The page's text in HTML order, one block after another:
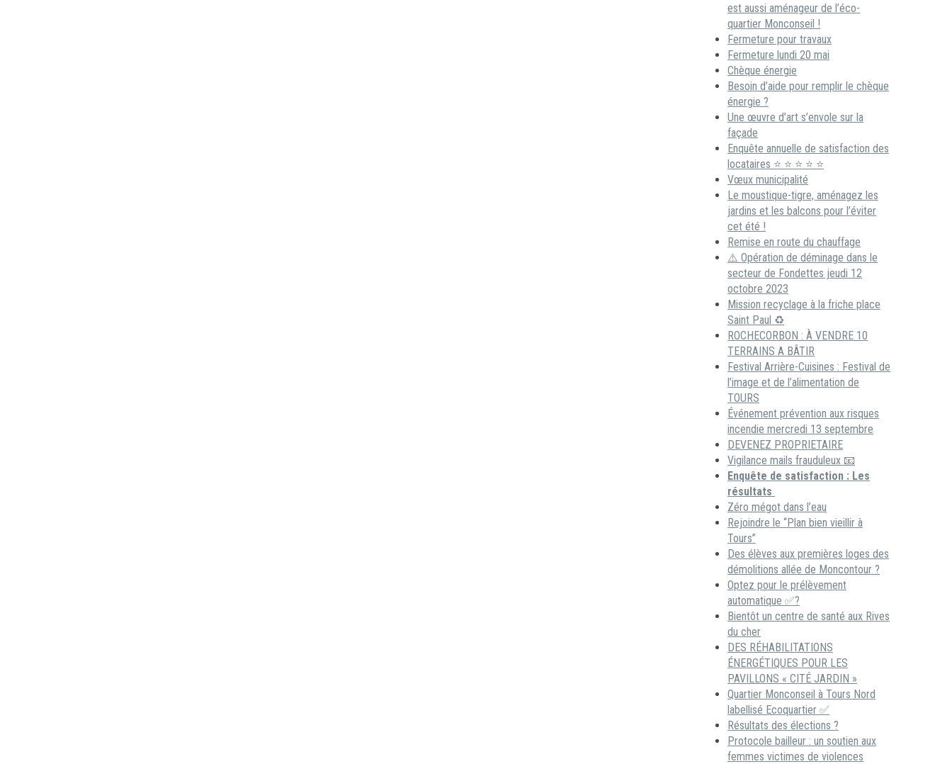
est aussi aménageur de l’éco-
quartier Monconseil !
Fermeture pour travaux
Fermeture lundi 20 mai
Chèque énergie
Besoin d’aide pour remplir le chèque
énergie ?
Une œuvre d’art s’envole sur la
façade
Enquête annuelle de satisfaction des
locataires ⭐ ⭐ ⭐ ⭐ ⭐
Vœux municipalité
Le moustique-tigre, aménagez les
jardins et les balcons pour l’éviter
cet été !
Remise en route du chauffage
⚠️ Opération de déminage dans le
secteur de Fondettes jeudi 12
octobre 2023
Mission recyclage à la friche place
Saint Paul ♻️
ROCHECORBON : À VENDRE 10
TERRAINS A BÂTIR
Festival Arrière-Cuisines : Festival de
l’image et de l’alimentation de
TOURS
Événement prévention aux risques
incendie mercredi 13 septembre
DEVENEZ PROPRIETAIRE
Vigilance mails frauduleux 📧
Enquête de satisfaction : Les
résultats
Zéro mégot dans l’eau
Rejoindre le “Plan bien vieillir à
Tours”
Des élèves aux premières loges des
démolitions allée de Moncontour ?
Optez pour le prélèvement
automatique ✅?
Bientôt un centre de santé aux Rives
du cher
DES RÉHABILITATIONS
ÉNERGÉTIQUES POUR LES
PAVILLONS « CITÉ JARDIN »
Quartier Monconseil à Tours Nord
labellisé Ecoquartier ✅
Résultats des élections ?
Protocole bailleur : un soutien aux
femmes victimes de violences